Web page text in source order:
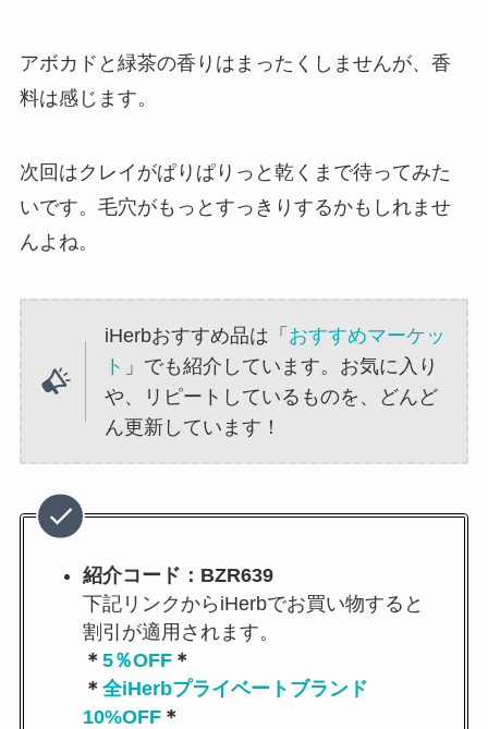
アボカドと緑茶の香りはまったくしませんが、香
料は感じます。
次回はクレイがぱりぱりっと乾くまで待ってみた
いです。毛穴がもっとすっきりするかもしれませ
んよね。
iHerbおすすめ品は「 おすすめマーケッ
ト 」でも紹介しています。お気に入り
や、リピートしているものを、どんど
ん更新しています！
紹介コード：BZR639
下記リンクからiHerbでお買い物すると
割引が適用されます。
＊ 5％OFF＊
＊ 全iHerbプライベートブランド
10%OFF＊